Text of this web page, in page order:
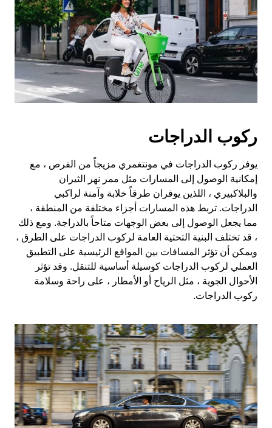
ركوب الدراجات
يوفر ركوب الدراجات في مونتغمري مزيجاً من الفرص ، مع
إمكانية الوصول إلى المسارات مثل ممر نهر الثيران
والبلاكبيري ، اللذين يوفران طرقاً خلابة وآمنة لراكبي
الدراجات. تربط هذه المسارات أجزاء مختلفة من المنطقة ،
مما يجعل الوصول إلى بعض الوجهات متاحاً بالدراجة. ومع ذلك
، قد تختلف البنية التحتية العامة لركوب الدراجات على الطرق ،
ويمكن أن تؤثر المسافات بين المواقع الرئيسية على التطبيق
العملي لركوب الدراجات كوسيلة أساسية للتنقل. وقد تؤثر
الأحوال الجوية ، مثل الرياح أو الأمطار ، على راحة وسلامة
ركوب الدراجات.